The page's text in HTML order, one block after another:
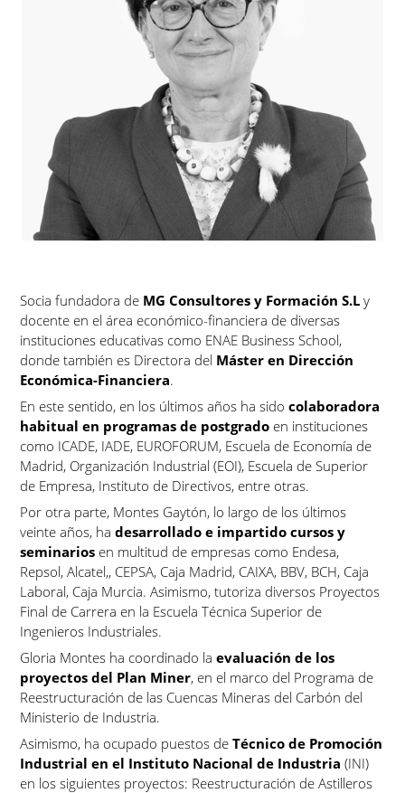
Socia fundadora de MG Consultores y Formación S.L y
docente en el área económico-financiera de diversas
instituciones educativas como ENAE Business School,
donde también es Directora del Máster en Dirección
Económica-Financiera.
En este sentido, en los últimos años ha sidocolaboradora
habitual en programas de postgrado en instituciones
como ICADE, IADE, EUROFORUM, Escuela de Economía de
Madrid, Organización Industrial (EOI), Escuela de Superior
de Empresa, Instituto de Directivos, entre otras.
Por otra parte, Montes Gaytón, lo largo de los últimos
veinte años, hadesarrollado e impartido cursos y
seminarios en multitud de empresas como Endesa,
Repsol, Alcatel,, CEPSA, Caja Madrid, CAIXA, BBV, BCH, Caja
Laboral, Caja Murcia. Asimismo, tutoriza diversos Proyectos
Final de Carrera en la Escuela Técnica Superior de
Ingenieros Industriales.
Gloria Montes ha coordinado laevaluación de los
proyectos del Plan Miner, en el marco del Programa de
Reestructuración de las Cuencas Mineras del Carbón del
Ministerio de Industria.
Asimismo, ha ocupado puestos deTécnico de Promoción
Industrial en el Instituto Nacional de Industria (INI)
en los siguientes proyectos: Reestructuración de Astilleros